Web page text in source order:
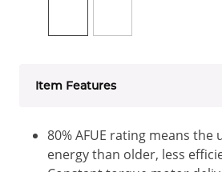
Item Features
80% AFUE rating means the
energy than older, less